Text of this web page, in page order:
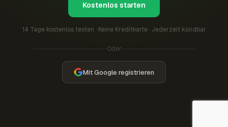
Kostenlos starten
14 Tage kostenlos testen · Keine Kreditkarte · Jederzeit kündbar
Oder
Mit Google registrieren